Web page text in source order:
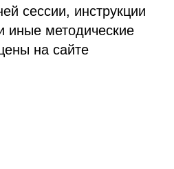
сессии, инструкции
иные методические
на сайте